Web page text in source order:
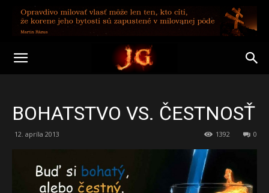
BOHATSTVO VS. ČESTNOSŤ
12. apríla 2013 0
1392